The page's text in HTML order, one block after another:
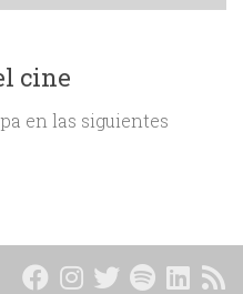
cine
en las siguientes